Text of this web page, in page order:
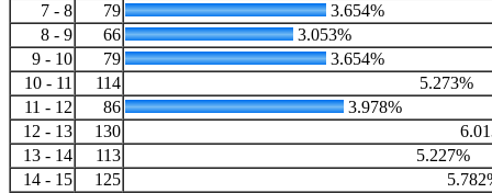
7 - 8
79
3.654%
8 - 9
66
3.053%
9 - 10
79
3.654%
10 - 11
114
5.273%
11 - 12
86
3.978%
12 - 13
130
13 - 14
113
5.227%
14 - 15
125